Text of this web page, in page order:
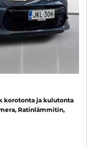
korotonta ja kulutonta
Ratinlämmitin,